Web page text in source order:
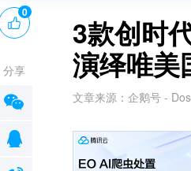
3款创时
演绎唯美
文章来源： 企鹅号 -
0
分享